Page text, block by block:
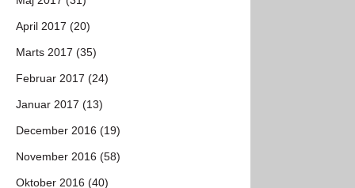
April 2017 (20)
Marts 2017 (35)
Februar 2017 (24)
Januar 2017 (13)
December 2016 (19)
November 2016 (58)
Oktober 2016 (40)